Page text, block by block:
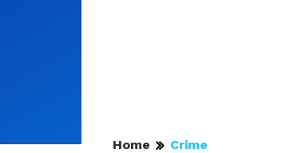
Home Crime